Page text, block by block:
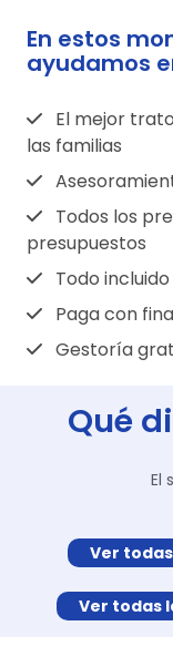
funeraria
cualquier otra
estas
alquilar sus
escoger.
la mayoría
elección de
porque en
contratar la
definidos por
ponerlas a
familia que
En estos
ayudamos
El mejor
las familias
Todos los
presupuestos
Todo
Paga con
Gestoría
Qué
El
Ver
Ver todas